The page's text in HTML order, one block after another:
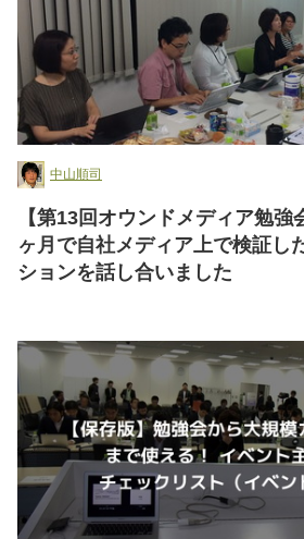
中山順司
【第13回オウンドメディア勉
ヶ月で自社メディア上で検証し
ションを話し合いました